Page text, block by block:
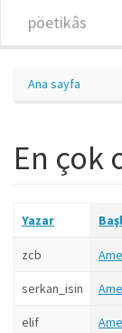
pöetikâs
Ana sayfa
En çok
Yazar
zcb
serkan_isin
elif